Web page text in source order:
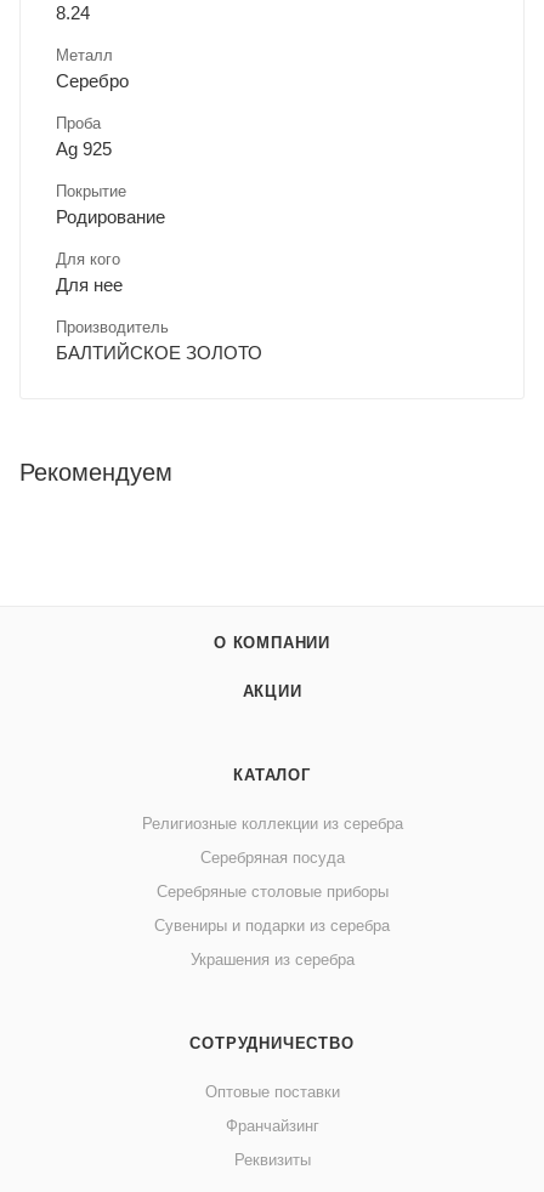
8.24
Металл
Серебро
Проба
Ag 925
Покрытие
Родирование
Для кого
Для нее
Производитель
БАЛТИЙСКОЕ ЗОЛОТО
Рекомендуем
О КОМПАНИИ
АКЦИИ
КАТАЛОГ
Религиозные коллекции из серебра
Серебряная посуда
Серебряные столовые приборы
Сувениры и подарки из серебра
Украшения из серебра
СОТРУДНИЧЕСТВО
Оптовые поставки
Франчайзинг
Реквизиты